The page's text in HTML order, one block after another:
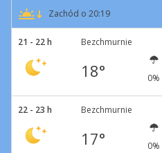
Zachód o 20:19
21 - 22 h Bezchmurnie
18° 0%
22 - 23 h Bezchmurnie
17° 0%